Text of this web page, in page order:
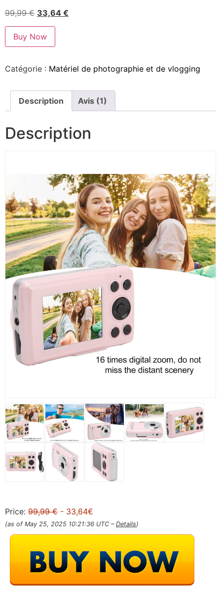
99,99€ 33,64 €
Buy Now
Catégorie : Matériel de photographie et de vlogging
Description Avis (1)
Description
Price: 99,99 € - 33,64€
(as of May 25, 2025 10:21:36 UTC – Details)